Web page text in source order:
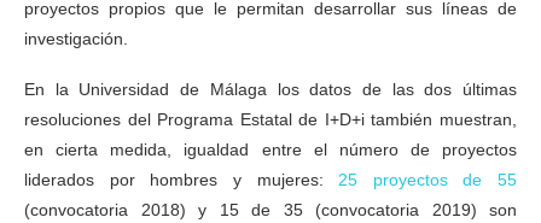
proyectos propios que le permitan desarrollar sus líneas de
investigación.
En la Universidad de Málaga los datos de las dos últimas
resoluciones del Programa Estatal de I+D+i también muestran,
en cierta medida, igualdad entre el número de proyectos
liderados por hombres y mujeres:25 proyectos de 55
(convocatoria 2018) y 15 de 35 (convocatoria 2019) son